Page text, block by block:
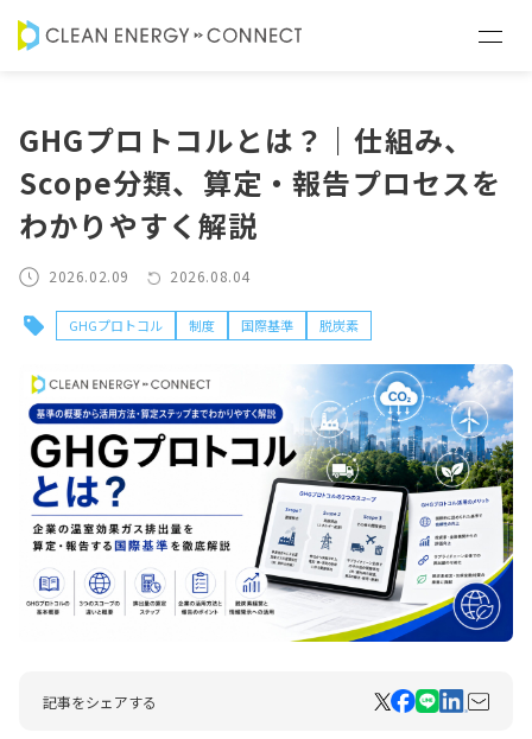
GHGプロトコルとは？｜仕組み、
Scope分類、算定・報告プロセスを
わかりやすく解説
2026.02.09 2026.08.04
GHGプロトコル 制度 国際基準 脱炭素
記事をシェアする